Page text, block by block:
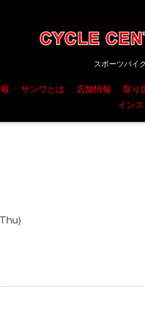
スポーツバイ
サンワとは 店舗情報 取り
イン